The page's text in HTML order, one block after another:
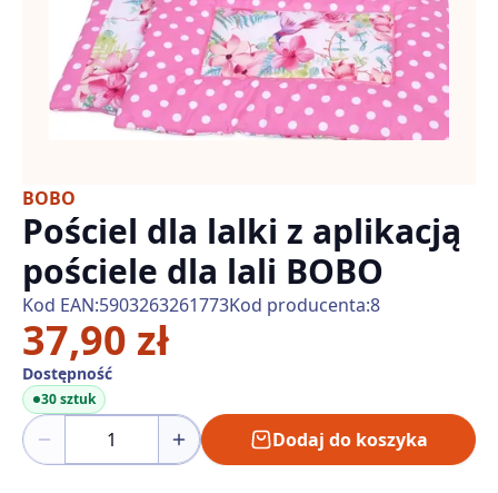
BOBO
Pościel dla lalki z aplikacją
pościele dla lali BOBO
Kod EAN:5903263261773Kod producenta:8
37,90 zł
Dostępność
30 sztuk
Dodaj do koszyka